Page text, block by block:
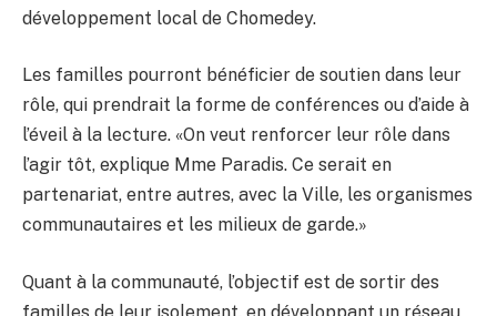
développement local de Chomedey.
Les familles pourront bénéficier de soutien dans leur
rôle, qui prendrait la forme de conférences ou d’aide à
l’éveil à la lecture. «On veut renforcer leur rôle dans
l’agir tôt, explique Mme Paradis. Ce serait en
partenariat, entre autres, avec la Ville, les organismes
communautaires et les milieux de garde.»
Quant à la communauté, l’objectif est de sortir des